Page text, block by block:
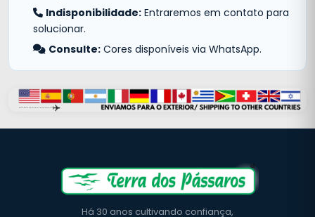
Indisponibilidade: Entraremos em contato para
solucionar.
Consulte: Cores disponíveis via WhatsApp.
Há 30 anos cultivando confiança,